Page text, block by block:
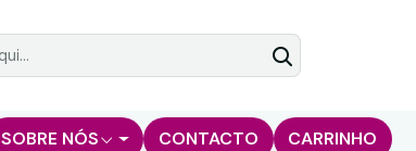
SOBRE NÓS CONTACTO CARRINHO